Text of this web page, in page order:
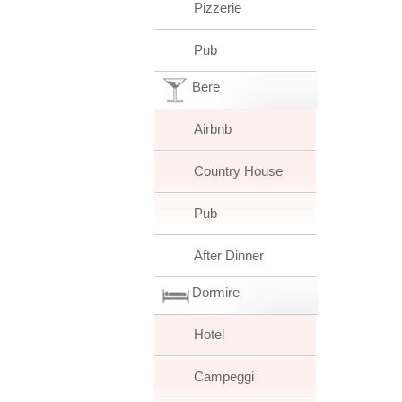
Pizzerie
Pub
Bere
Airbnb
Country House
Pub
After Dinner
Dormire
Hotel
Campeggi